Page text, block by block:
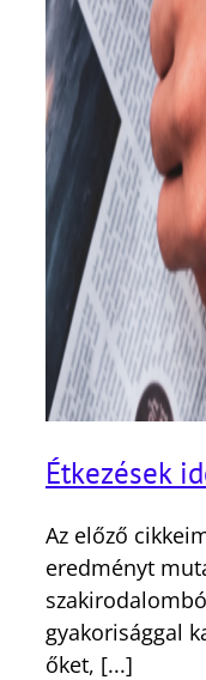
Étkezések
Az előző
eredményt
gyakorisággal
őket, [...]